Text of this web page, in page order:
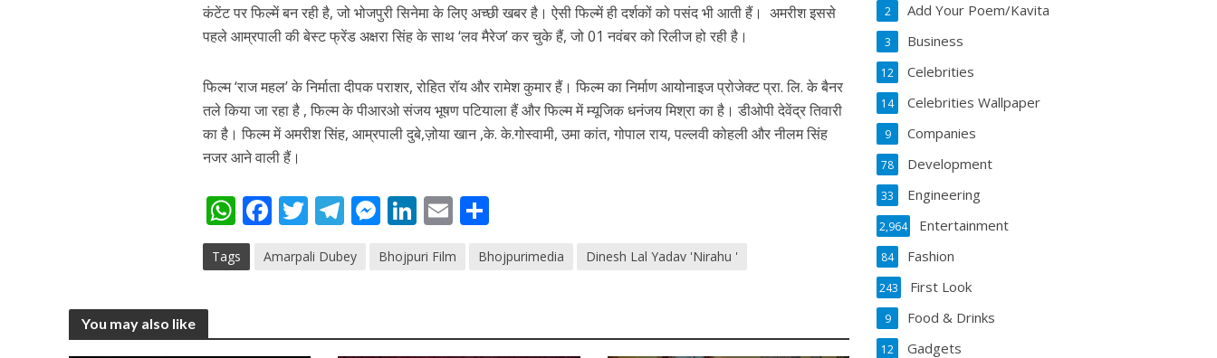
पवन सिंह का बॉलीवुड में महाधमाका, ‘सिर्फ आपके’ की शूटिंग लखनऊ और भोपाल में हुई पूरी”
कंटेंट पर फिल्‍में बन रही है, जो भोजपुरी सिनेमा के लिए अच्‍छी खबर है। ऐसी फिल्‍में ही दर्शकों को पसंद भी आती हैं। अमरीश इससे
पहले आम्रपाली की बेस्‍ट फ्रेंड अक्षरा सिंह के साथ ‘लव मैरेज’ कर चुके हैं, जो 01 नवंबर को रिलीज हो रही है।
फिल्‍म ‘राज महल’ के निर्माता दीपक पराशर, रोहित रॉय और रामेश कुमार हैं। फिल्‍म का निर्माण आयोनाइज प्रोजेक्ट प्रा. लि. के बैनर
तले किया जा रहा है , फिल्‍म के पीआरओ संजय भूषण पटियाला हैं और फिल्‍म में म्‍यूजिक धनंजय मिश्रा का है। डीओपी देवेंद्र तिवारी
का है। फिल्‍म में अमरीश सिंह, आम्रपाली दुबे,ज़ोया खान ,के. के.गोस्‍वामी, उमा कांत, गोपाल राय, पल्‍लवी कोह‍ली और नीलम सिंह
नजर आने वाली हैं।
W
h
at
F
e
T
itt
T
e
M
ss
Li
k
E
ai ar
Tags Amarpali Dubey Bhojpuri Film Bhojpurimedia Dinesh Lal Yadav 'Nirahu '
You may also like
Add Your Poem/Kavita
2
Business
3
Celebrities
12
Celebrities Wallpaper
14
Companies
9
Development
78
Engineering
33
Entertainment
2,964
Fashion
84
First Look
243
Food & Drinks
9
Gadgets
12